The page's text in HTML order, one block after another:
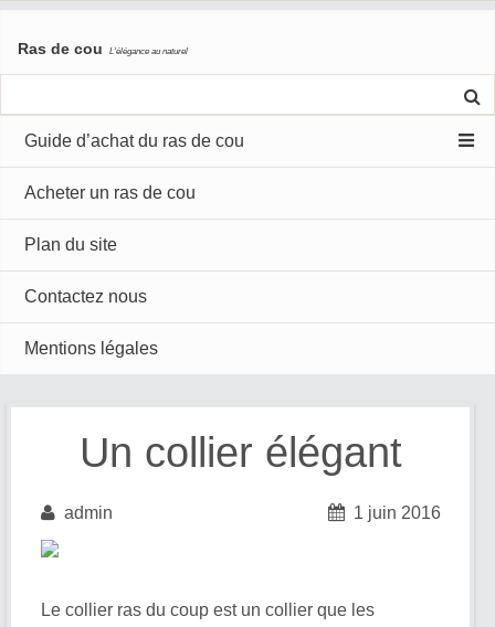
Ras de cou L'élégance au naturelto
content
Guide d’achat du ras de cou
Acheter un ras de cou
Plan du site
Contactez nous
Mentions légales
Un collier élégant
admin 1 juin 2016
Le collier ras du coup est un collier que les